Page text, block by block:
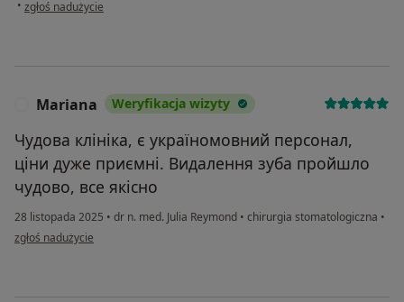
• zgłoś nadużycie
Mariana Weryfikacja wizyty
Чудова клініка, є україномовний персонал,
ціни дуже приємні. Видалення зуба пройшло
чудово, все якісно
28 listopada 2025 • dr n. med. Julia Reymond • chirurgia stomatologiczna •
w opinii użytkownika Mariana
zgłoś nadużycie